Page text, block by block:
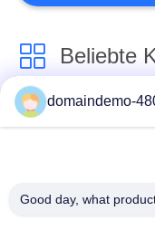
Beliebte
Folien-
domaindemo-
Good day, what